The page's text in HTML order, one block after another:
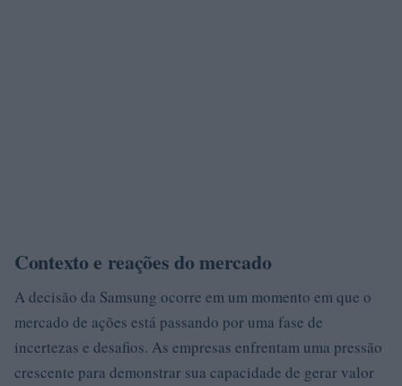
Contexto e reações do mercado
A decisão da Samsung ocorre em um momento em que o
mercado de ações está passando por uma fase de
incertezas e desafios. As empresas enfrentam uma pressão
crescente para demonstrar sua capacidade de gerar valor